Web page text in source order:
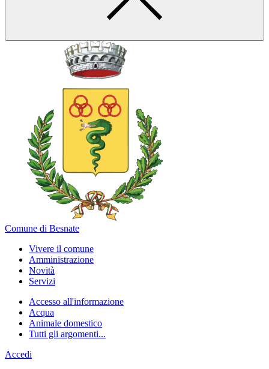
Comune di Besnate
Vivere il comune
Amministrazione
Novità
Servizi
Accesso all'informazione
Acqua
Animale domestico
Tutti gli argomenti...
Accedi